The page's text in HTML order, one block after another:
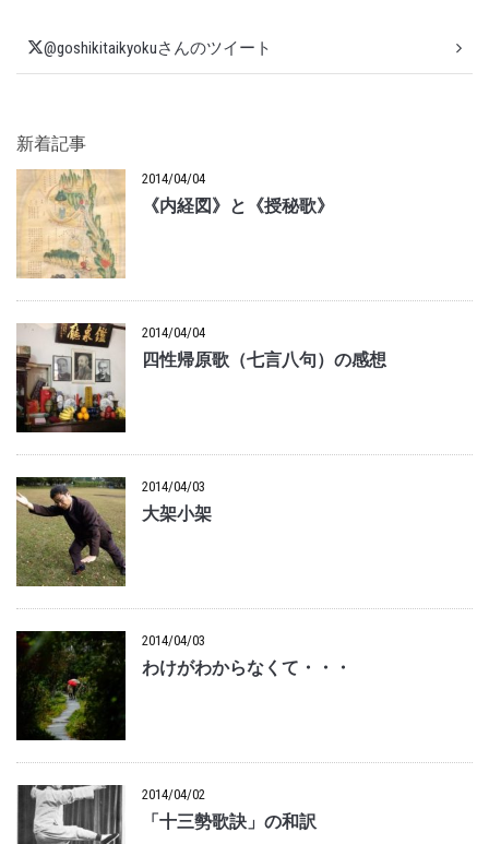
@goshikitaikyokuさんのツイート
新着記事
2014/04/04
《内経図》と《授秘歌》
2014/04/04
四性帰原歌（七言八句）の感想
2014/04/03
大架小架
2014/04/03
わけがわからなくて・・・
2014/04/02
「十三勢歌訣」の和訳